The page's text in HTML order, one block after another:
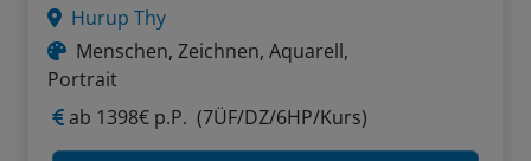
Hurup Thy
Menschen, Zeichnen, Aquarell,
Portrait
ab 1398€ p.P. (7ÜF/DZ/6HP/Kurs)